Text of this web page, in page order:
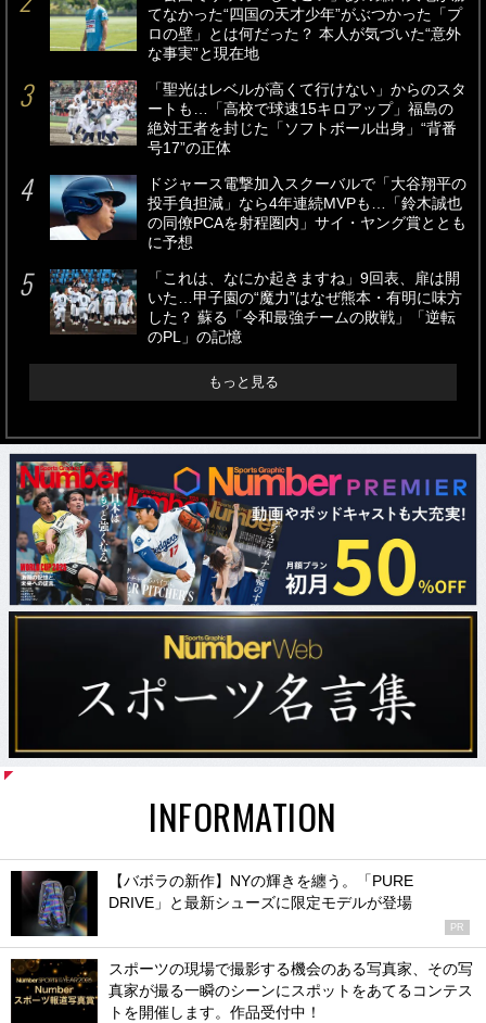
てなかった“四国の天才少年”がぶつかった「プ
ロの壁」とは何だった？ 本人が気づいた“意外
な事実”と現在地
「聖光はレベルが高くて行けない」からのスタ
ートも…「高校で球速15キロアップ」福島の
絶対王者を封じた「ソフトボール出身」“背番
号17”の正体
ドジャース電撃加入スクーバルで「大谷翔平の
投手負担減」なら4年連続MVPも…「鈴木誠也
の同僚PCAを射程圏内」サイ・ヤング賞ととも
に予想
「これは、なにか起きますね」9回表、扉は開
いた…甲子園の“魔力”はなぜ熊本・有明に味方
した？ 蘇る「令和最強チームの敗戦」「逆転
のPL」の記憶
もっと見る
INFORMATION
【バボラの新作】NYの輝きを纏う。「PURE
DRIVE」と最新シューズに限定モデルが登場
PR
スポーツの現場で撮影する機会のある写真家、その写
真家が撮る一瞬のシーンにスポットをあてるコンテス
トを開催します。作品受付中！